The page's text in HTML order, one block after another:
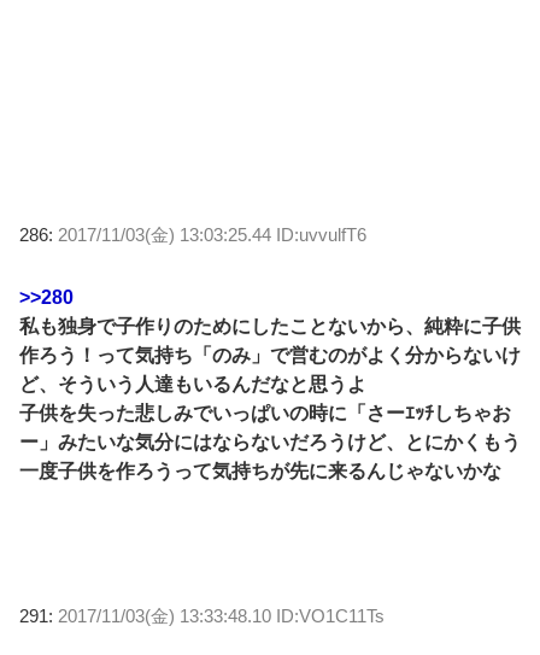
286: 2017/11/03(金) 13:03:25.44 ID:uvvulfT6
>>280
私も独身で子作りのためにしたことないから、純粋に子供
作ろう！って気持ち「のみ」で営むのがよく分からないけ
ど、そういう人達もいるんだなと思うよ
子供を失った悲しみでいっぱいの時に「さーｴｯﾁしちゃお
ー」みたいな気分にはならないだろうけど、とにかくもう
一度子供を作ろうって気持ちが先に来るんじゃないかな
291: 2017/11/03(金) 13:33:48.10 ID:VO1C11Ts